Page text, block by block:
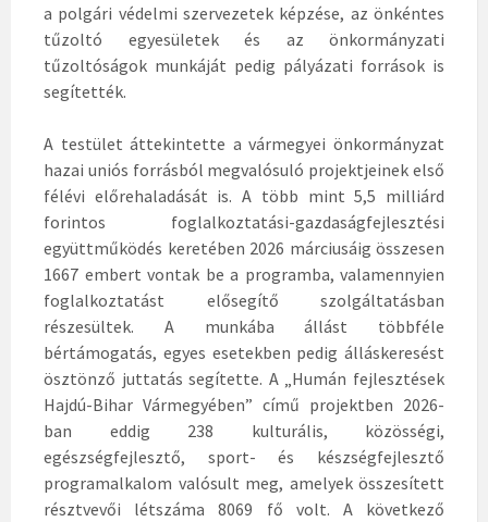
a polgári védelmi szervezetek képzése, az önkéntes
tűzoltó egyesületek és az önkormányzati
tűzoltóságok munkáját pedig pályázati források is
segítették.
A testület áttekintette a vármegyei önkormányzat
hazai uniós forrásból megvalósuló projektjeinek első
félévi előrehaladását is. A több mint 5,5 milliárd
forintos foglalkoztatási-gazdaságfejlesztési
együttműködés keretében 2026 márciusáig összesen
1667 embert vontak be a programba, valamennyien
foglalkoztatást elősegítő szolgáltatásban
részesültek. A munkába állást többféle
bértámogatás, egyes esetekben pedig álláskeresést
ösztönző juttatás segítette. A „Humán fejlesztések
Hajdú-Bihar Vármegyében” című projektben 2026-
ban eddig 238 kulturális, közösségi,
egészségfejlesztő, sport- és készségfejlesztő
programalkalom valósult meg, amelyek összesített
résztvevői létszáma 8069 fő volt. A következő